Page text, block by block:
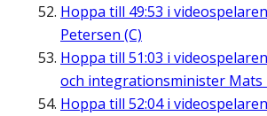
Hoppa till 49:53 i videospelaren
Petersen (C)
Hoppa till 51:03 i videospelaren
och integrationsminister Mats
Hoppa till 52:04i videospelaren